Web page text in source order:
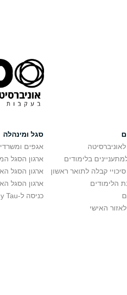
בלימודים
קבלה לתואר ראשון
הלימודים
האישי
סגל ומינהלה
אגפים
ארגון הסגל
ארגון הסגל
ארגון הסגל
כניסה ל-My Tau